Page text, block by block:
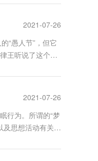
2021-07-26
“愚人节”，但它
王听说了这个消
2021-07-26
行为。所谓的“梦
及思想活动有关，